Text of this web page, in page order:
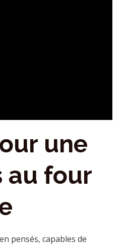
une
au four
pensés, capables de